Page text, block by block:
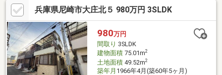
乾燥機付き』 －忙しいママをサポート！◆小さなお子様も安心
の立地 －前面道路は車の通り抜けがなく小さなお子様も安心～
尼崎市立成文小学校・・・徒歩8分～グルメシティ西大島・・・徒
歩9分～阪神本線「武庫川」駅 徒歩18分～JR東海道本線「立
花」駅 徒歩26分
兵庫県尼崎市大庄北５ 980万円 3SLDK
980万円
間取り 3SLDK
建物面積75.01m2
土地面積49.52m2
築年月 1966年4月(築60年5ヶ月)